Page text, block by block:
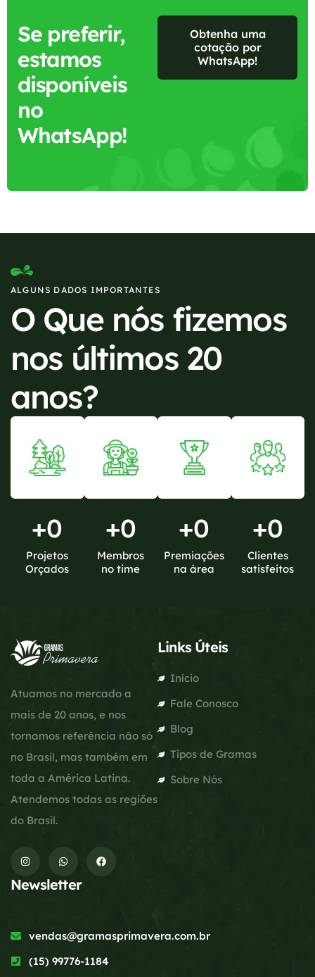
Se preferir,
estamos
disponíveis
no
WhatsApp!
Obtenha uma
cotação por
WhatsApp!
ALGUNS DADOS IMPORTANTES
O Que nós fizemos
nos últimos 20
anos?
+0
Projetos
Orçados
+0
Membros
no time
+0
Premiações
na área
+0
Clientes
satisfeitos
Atuamos no mercado a
mais de 20 anos, e nos
tornamos referência não só
no Brasil, mas também em
toda a América Latina.
Atendemos todas as regiões
do Brasil.
Links Úteis
Início
Fale Conosco
Blog
Tipos de Gramas
Sobre Nós
Newsletter
vendas@gramasprimavera.com.br
(15) 99776-1184